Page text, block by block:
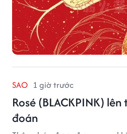
SAO 1 giờ trước
Rosé (BLACKPINK)
đoán